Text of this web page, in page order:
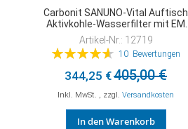
Carbonit SANUNO-Vital Auftisch
Aktivkohle-Wasserfilter mit EM
Premium5
Artikel-Nr.: 12719
Bewertung:
10 Bewertungen
344,25 €405,00 €
Inkl. MwSt. , zzgl. Versandkosten
In den Warenkorb